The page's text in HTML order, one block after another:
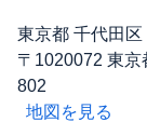
東京都 千代田区
〒1020072 東
802
地図を見る